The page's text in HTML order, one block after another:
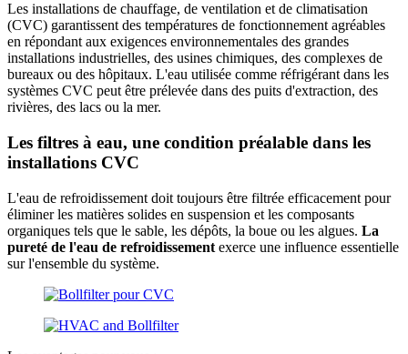
Les installations de chauffage, de ventilation et de climatisation
(CVC) garantissent des températures de fonctionnement agréables
en répondant aux exigences environnementales des grandes
installations industrielles, des usines chimiques, des complexes de
bureaux ou des hôpitaux. L'eau utilisée comme réfrigérant dans les
systèmes CVC peut être prélevée dans des puits d'extraction, des
rivières, des lacs ou la mer.
Les filtres à eau, une condition préalable dans les
installations CVC
L'eau de refroidissement doit toujours être filtrée efficacement pour
éliminer les matières solides en suspension et les composants
organiques tels que le sable, les dépôts, la boue ou les algues. La
pureté de l'eau de refroidissement exerce une influence essentielle
sur l'ensemble du système.